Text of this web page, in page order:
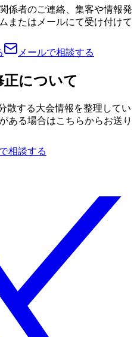
係者のご連絡、集客や情報発
またはメールにて受け付けて
メールで相談する
正について
散する大会情報を整理してい
ある場合はこちらからお送り
相談する